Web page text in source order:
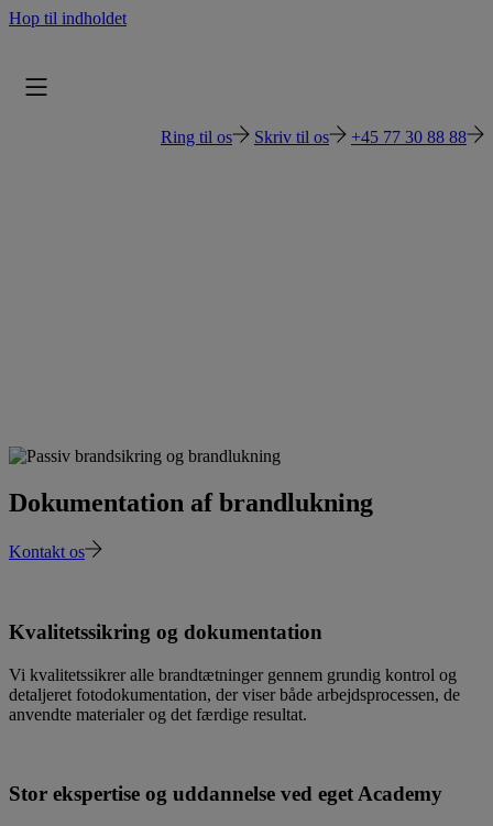
Hop til indholdet
Ring til os Skriv til os +45 77 30 88 88
Dokumentation af brandlukning
Kontakt os
Kvalitetssikring og dokumentation
Vi kvalitetssikrer alle brandtætninger gennem grundig kontrol og
detaljeret fotodokumentation, der viser både arbejdsprocessen, de
anvendte materialer og det færdige resultat.
Stor ekspertise og uddannelse ved eget Academy